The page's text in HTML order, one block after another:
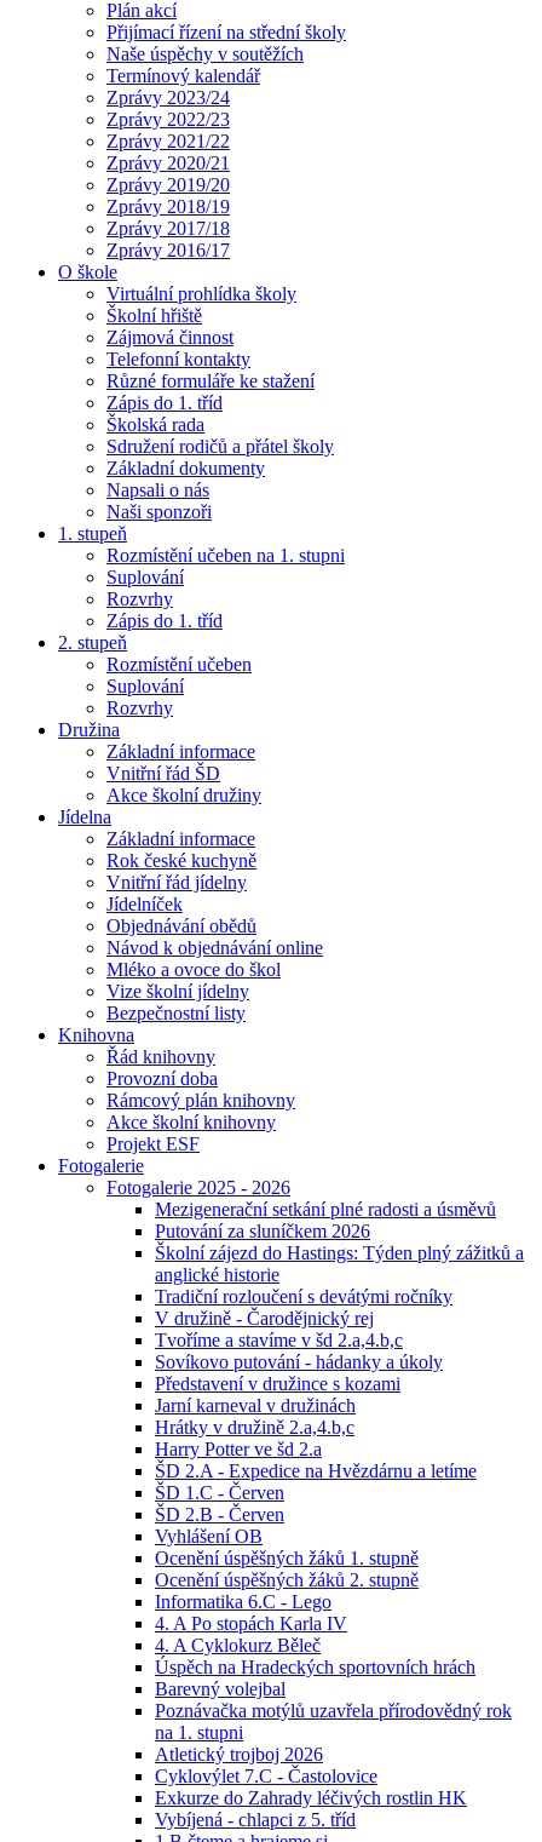
Plán akcí
Přijímací řízení na střední školy
Naše úspěchy v soutěžích
Termínový kalendář
Zprávy 2023/24
Zprávy 2022/23
Zprávy 2021/22
Zprávy 2020/21
Zprávy 2019/20
Zprávy 2018/19
Zprávy 2017/18
Zprávy 2016/17
O škole
Virtuální prohlídka školy
Školní hřiště
Zájmová činnost
Telefonní kontakty
Různé formuláře ke stažení
Zápis do 1. tříd
Školská rada
Sdružení rodičů a přátel školy
Základní dokumenty
Napsali o nás
Naši sponzoři
1. stupeň
Rozmístění učeben na 1. stupni
Suplování
Rozvrhy
Zápis do 1. tříd
2. stupeň
Rozmístění učeben
Suplování
Rozvrhy
Družina
Základní informace
Vnitřní řád ŠD
Akce školní družiny
Jídelna
Základní informace
Rok české kuchyně
Vnitřní řád jídelny
Jídelníček
Objednávání obědů
Návod k objednávání online
Mléko a ovoce do škol
Vize školní jídelny
Bezpečnostní listy
Knihovna
Řád knihovny
Provozní doba
Rámcový plán knihovny
Akce školní knihovny
Projekt ESF
Fotogalerie
Fotogalerie 2025 - 2026
Mezigenerační setkání plné radosti a úsměvů
Putování za sluníčkem 2026
Školní zájezd do Hastings: Týden plný zážitků a
anglické historie
Tradiční rozloučení s devátými ročníky
V družině - Čarodějnický rej
Tvoříme a stavíme v šd 2.a,4.b,c
Sovíkovo putování - hádanky a úkoly
Představení v družince s kozami
Jarní karneval v družinách
Hrátky v družině 2.a,4.b,c
Harry Potter ve šd 2.a
ŠD 2.A - Expedice na Hvězdárnu a letíme
ŠD 1.C - Červen
ŠD 2.B - Červen
Vyhlášení OB
Ocenění úspěšných žáků 1. stupně
Ocenění úspěšných žáků 2. stupně
Informatika 6.C - Lego
4. A Po stopách Karla IV
4. A Cyklokurz Běleč
Úspěch na Hradeckých sportovních hrách
Barevný volejbal
Poznávačka motýlů uzavřela přírodovědný rok
na 1. stupni
Atletický trojboj 2026
Cyklovýlet 7.C - Častolovice
Exkurze do Zahrady léčivých rostlin HK
Vybíjená - chlapci z 5. tříd